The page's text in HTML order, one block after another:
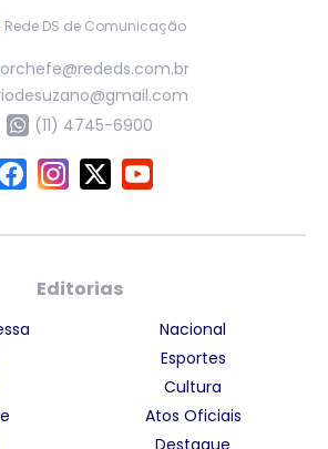
Rede DS de Comunicação
(11) 4745-6900
Editorias
Nacional
Esportes
Cultura
Atos Oficiais
Destaque